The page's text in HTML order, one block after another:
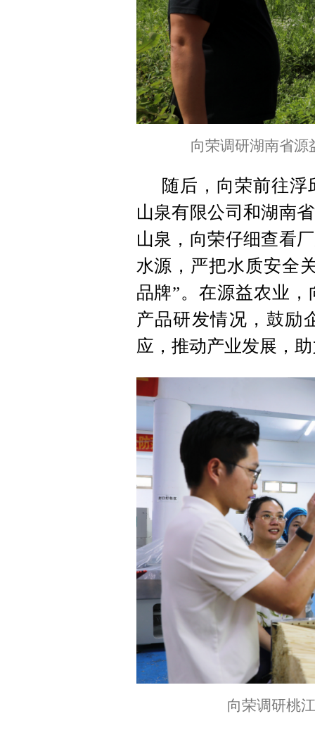
向荣调研湖南省
随后，向荣前往
山泉有限公司和湖南
山泉，向荣仔细查看
水源，严把水质安全
品牌”。在源益农业
产品研发情况，鼓励
应，推动产业发展，
向荣调研桃